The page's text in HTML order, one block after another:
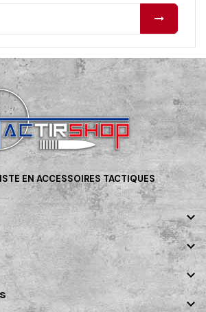
EN ACCESSOIRES TACTIQUES



